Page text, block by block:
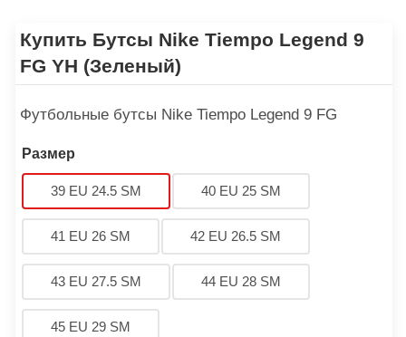
Купить Бутсы Nike Tiempo Legend 9
FG YH (Зеленый)
Футбольные бутсы Nike Tiempo Legend 9 FG
Размер
39 EU 24.5 SM 40 EU 25 SM
41 EU 26 SM 42 EU 26.5 SM
43 EU 27.5 SM 44 EU 28 SM
45 EU 29 SM